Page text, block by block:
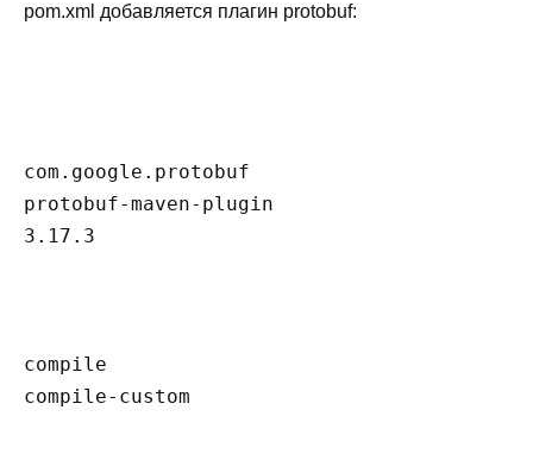
pom.xml добавляется плагин protobuf:
com.google.protobuf
protobuf-maven-plugin
3.17.3
compile
compile-custom